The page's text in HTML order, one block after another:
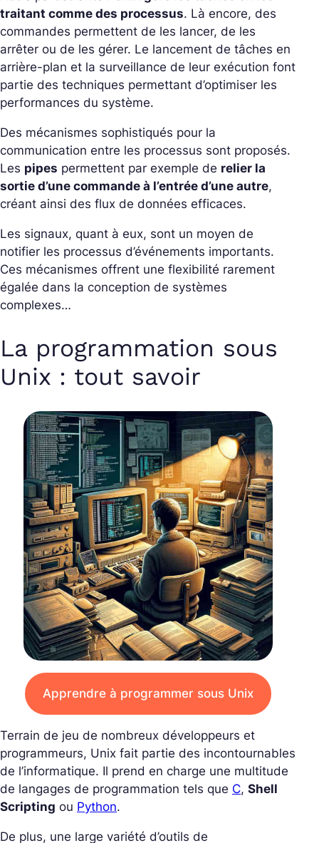
traitant comme des processus. Là encore, des
commandes permettent de les lancer, de les
arrêter ou de les gérer. Le lancement de tâches en
arrière-plan et la surveillance de leur exécution font
partie des techniques permettant d’optimiser les
performances du système.
Des mécanismes sophistiqués pour la
communication entre les processus sont proposés.
Les pipes permettent par exemple de relier la
sortie d’une commande à l’entrée d’une autre,
créant ainsi des flux de données efficaces.
Les signaux, quant à eux, sont un moyen de
notifier les processus d’événements importants.
Ces mécanismes offrent une flexibilité rarement
égalée dans la conception de systèmes
complexes…
La programmation sous
Unix : tout savoir
Apprendre à programmer sous Unix
Terrain de jeu de nombreux développeurs et
programmeurs, Unix fait partie des incontournables
de l’informatique. Il prend en charge une multitude
de langages de programmation tels que C, Shell
Scripting ou Python.
De plus, une large variété d’outils de